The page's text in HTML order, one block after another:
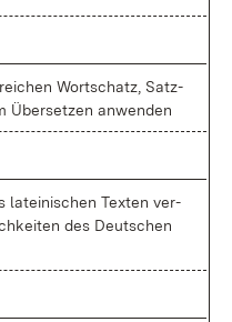
Wort­schatz, Satz­
Über­set­zen an­wen­den
la­tei­ni­schen Tex­ten ver­
des Deut­schen